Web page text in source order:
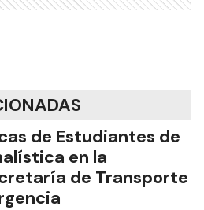
de Estudiantes de
en la
de Transporte